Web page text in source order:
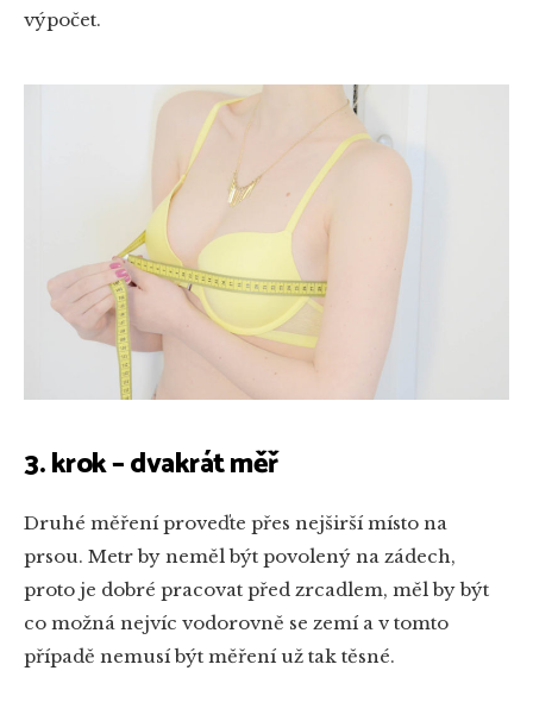
výpočet.
3. krok – dvakrát měř
Druhé měření proveďte přes nejširší místo na
prsou. Metr by neměl být povolený na zádech,
proto je dobré pracovat před zrcadlem, měl by být
co možná nejvíc vodorovně se zemí a v tomto
případě nemusí být měření už tak těsné.